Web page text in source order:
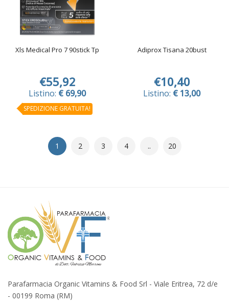
Xls Medical Pro 7 90stick Tp
€55,92
Listino: € 69,90
SPEDIZIONE GRATUITA!
Adiprox Tisana 20bust
€10,40
Listino: € 13,00
1 2 3 4 .. 20
Parafarmacia Organic Vitamins & Food Srl - Viale Eritrea, 72 d/e
- 00199 Roma (RM)